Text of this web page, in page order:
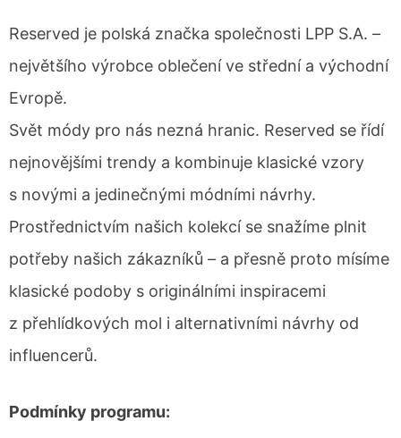
Reserved je polská značka společnosti LPP S.A. –
největšího výrobce oblečení ve střední a východní
Evropě.
Svět módy pro nás nezná hranic. Reserved se řídí
nejnovějšími trendy a kombinuje klasické vzory
s novými a jedinečnými módními návrhy.
Prostřednictvím našich kolekcí se snažíme plnit
potřeby našich zákazníků – a přesně proto mísíme
klasické podoby s originálními inspiracemi
z přehlídkových mol i alternativními návrhy od
influencerů.
Podmínky programu: